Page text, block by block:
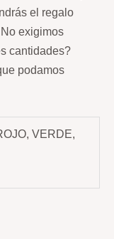
el regalo
No exigimos
cantidades?
podamos
VERDE,